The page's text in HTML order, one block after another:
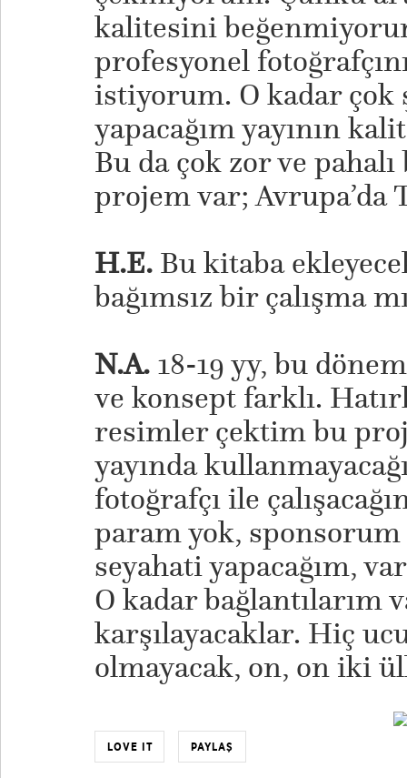
kalitesini
profesyonel
istiyorum. O kadar çok
yapacağım yayının
Bu da çok zor ve
projem var; Avrupa’da
H.E.Bu kitaba
bağımsız bir çalışma
N.A.18-19 yy, bu
ve konsept farklı.
resimler çektim bu
yayında
fotoğrafçı ile
param yok, sponsorum
seyahati yapacağım, var
O kadar bağlantılarım
karşılayacaklar. Hiç
olmayacak, on, on iki
LOVE IT PAYLAŞ